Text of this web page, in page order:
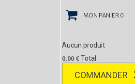
MON PANIER 0
Aucun produit
0,00 € Total
COMMANDER